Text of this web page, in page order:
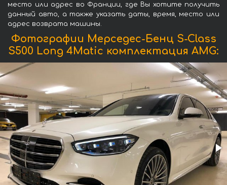
место или адрес во Франции, где Вы хотите получить
данный авто, а также указать даты, время, место или
адрес возврата машины.
Фотографии Мерседес-Бенц S-Class
S500 Long 4Matic комплектация AMG: